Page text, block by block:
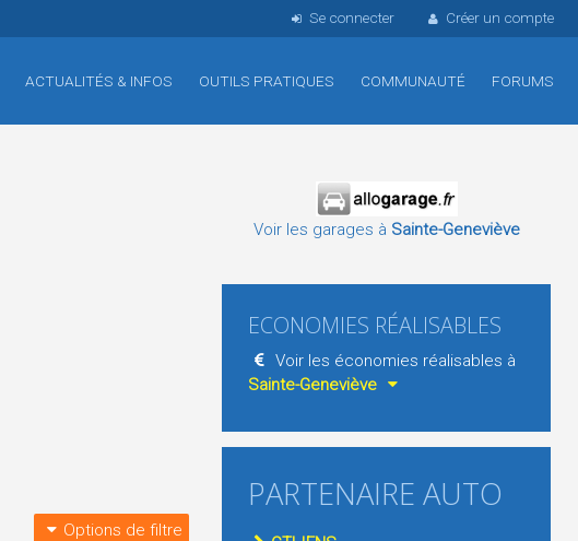
Se connecter Créer un compte
ACTUALITÉS & INFOS OUTILS PRATIQUES COMMUNAUTÉ FORUMS
Options de filtre
Voir les garages à Sainte-Geneviève
ECONOMIES RÉALISABLES
Voir les économies réalisables à
Sainte-Geneviève
PARTENAIRE AUTO